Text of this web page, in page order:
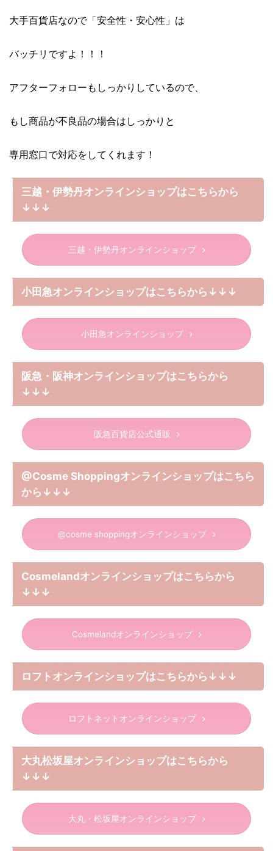
大手百貨店なので「安全性・安心性」は
バッチリですよ！！！
アフターフォローもしっかりしているので、
もし商品が不良品の場合はしっかりと
専用窓口で対応をしてくれます！
三越・伊勢丹オンラインショップはこちらから
↓↓↓
三越・伊勢丹オンラインショップ
小田急オンラインショップはこちらから↓↓↓
小田急オンラインショップ
阪急・阪神オンラインショップはこちらから
↓↓↓
阪急百貨店公式通販
@Cosme Shoppingオンラインショップはこちら
から↓↓↓
@cosme shoppingオンラインショップ
Cosmelandオンラインショップはこちらから
↓↓↓
Cosmelandオンラインショップ
ロフトオンラインショップはこちらから↓↓↓
ロフトネットオンラインショップ
大丸松坂屋オンラインショップはこちらから
↓↓↓
大丸・松坂屋オンラインショップ